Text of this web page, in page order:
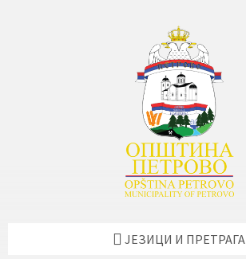
ЈЕЗИЦИ И ПРЕТРАГА